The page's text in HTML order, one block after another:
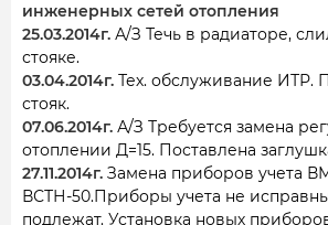
инженерных сетей отопления
25.03.2014г. А/З Течь в радиаторе,
стояке.
03.04.2014г. Тех. обслуживание ИТР.
стояк.
07.06.2014г. А/З Требуется замена
отоплении Д=15. Поставлена
27.11.2014г. Замена приборов учета
ВСТН-50.Приборы учета не
подлежат. Установка новых